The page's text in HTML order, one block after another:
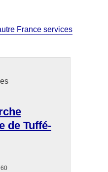
France services
de Tuffé-